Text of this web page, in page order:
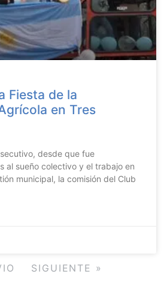
Fiesta de la
en Tres
desde que fue
al sueño colectivo y el trabajo en
municipal, la comisión del Club
SIGUIENTE »